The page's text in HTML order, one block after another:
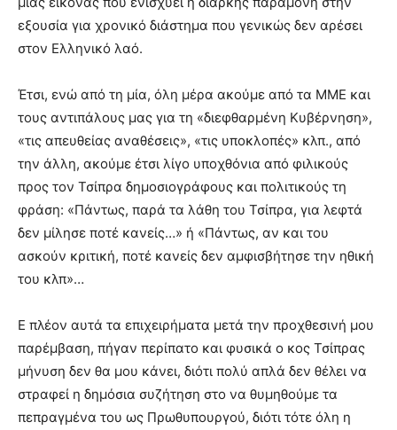
εξουσία για χρονικό διάστημα που γενικώς δεν αρέσει
στον Ελληνικό λαό.
Έτσι, ενώ από τη μία, όλη μέρα ακούμε από τα ΜΜΕ και
τους αντιπάλους μας για τη «διεφθαρμένη Κυβέρνηση»,
«τις απευθείας αναθέσεις», «τις υποκλοπές» κλπ., από
την άλλη, ακούμε έτσι λίγο υποχθόνια από φιλικούς
προς τον Τσίπρα δημοσιογράφους και πολιτικούς τη
φράση: «Πάντως, παρά τα λάθη του Τσίπρα, για λεφτά
δεν μίλησε ποτέ κανείς…» ή «Πάντως, αν και του
ασκούν κριτική, ποτέ κανείς δεν αμφισβήτησε την ηθική
του κλπ»…
Ε πλέον αυτά τα επιχειρήματα μετά την προχθεσινή μου
παρέμβαση, πήγαν περίπατο και φυσικά ο κος Τσίπρας
μήνυση δεν θα μου κάνει, διότι πολύ απλά δεν θέλει να
στραφεί η δημόσια συζήτηση στο να θυμηθούμε τα
πεπραγμένα του ως Πρωθυπουργού, διότι τότε όλη η